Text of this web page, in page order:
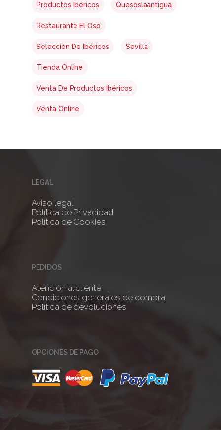
Productos Ibéricos Quesoslaantigua
Restaurante El Oso
Selección De Ibéricos Sevilla
Tienda Online
Venta De Productos Ibéricos
Venta Online
LEGAL
Aviso legal
Política de Privacidad
Política de Cookies
PEDIDOS
Atención al cliente
Condiciones generales de compra
Política de devoluciones
OPCIONES DE PAGO